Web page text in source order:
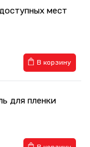
мест
В корзину
для пленки